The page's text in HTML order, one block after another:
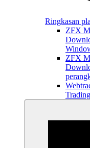
Ringkasan
ZFX
ZFX